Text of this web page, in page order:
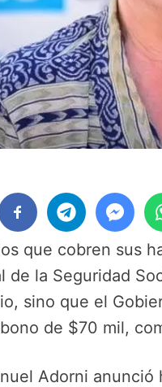
que cobren sus
de la Seguridad
sino que el
de $70 mil,
Adorni anunció